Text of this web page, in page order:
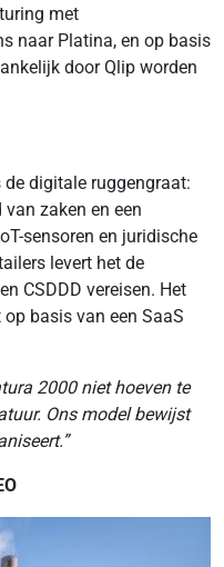
met
naar Platina, en op basis
door Qlip worden
digitale ruggengraat:
zaken en een
sensoren en juridische
levert het de
CSDDD vereisen. Het
basis van een SaaS
2000 niet hoeven te
Ons model bewijst